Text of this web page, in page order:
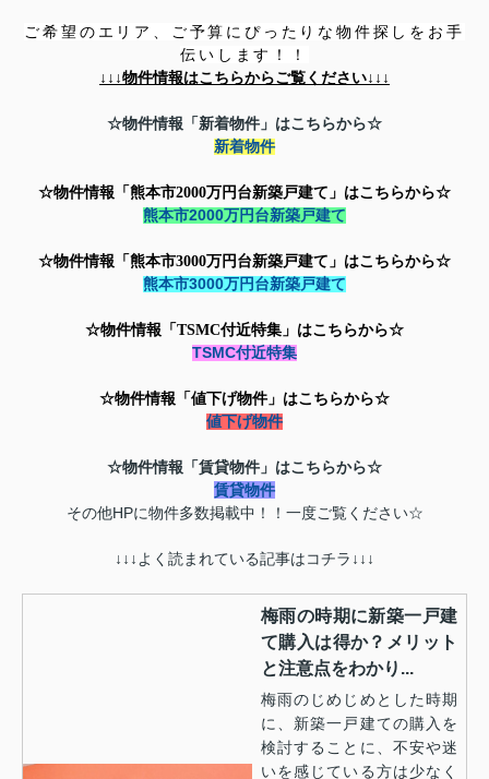
ご希望のエリア、ご予算にぴったりな物件探しをお手
伝いします！！
↓↓↓物件情報はこちらからご覧ください↓↓↓
☆物件情報「新着物件」はこちらから☆
新着物件
☆物件情報「熊本市2000万円台新築戸建て」はこちらから☆
熊本市2000万円台新築戸建て
☆物件情報「 熊本市3000万円台新築戸建て」はこちらから☆
熊本市3000万円台新築戸建て
☆物件情報「TSMC付近特集」はこちらから☆
TSMC付近特集
☆物件情報「値下げ物件」はこちらから☆
値下げ物件
☆物件情報「賃貸物件」はこちらから☆
賃貸物件
その他HPに物件多数掲載中！！一度ご覧ください☆
↓↓↓よく読まれている記事はコチラ↓↓↓
梅雨の時期に新築一戸建
て購入は得か？メリット
と注意点をわかり...
梅雨のじめじめとした時期
に、新築一戸建ての購入を
検討することに、不安や迷
いを感じている方は少なく